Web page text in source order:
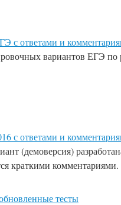
с ответами и
вариантов ЕГЭ по
с ответами и
(демоверсия)
краткими комментариями.
тесты